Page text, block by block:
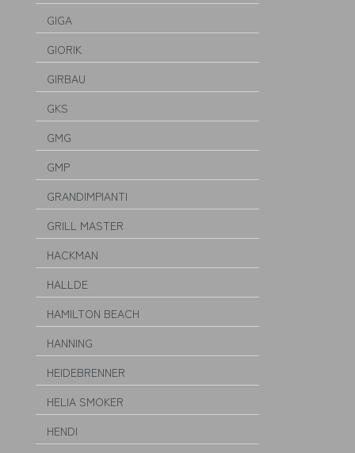
GIGA
GIORIK
GIRBAU
GKS
GMG
GMP
GRANDIMPIANTI
GRILL MASTER
HACKMAN
HALLDE
HAMILTON BEACH
HANNING
HEIDEBRENNER
HELIA SMOKER
HENDI